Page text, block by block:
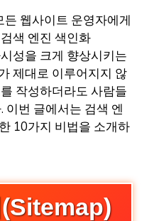
든 웹사이트 운영자에게
색 엔진 색인화
성을 크게 향상시키는
제대로 이루어지지 않
작성하더라도 사람들
이번 글에서는 검색 엔
10가지 비법을 소개하